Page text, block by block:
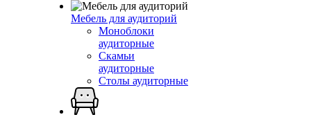
Мебель для аудиторий
Моноблоки
аудиторные
Скамьи
аудиторные
Столы аудиторные